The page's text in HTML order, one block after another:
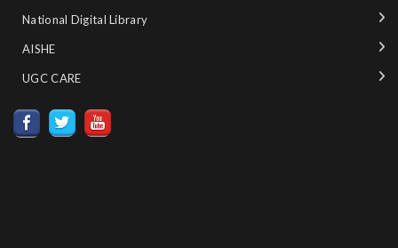
National‌ ‌Digital‌ ‌Library‌ ‌
AISHE ‌
UGC CARE ‌